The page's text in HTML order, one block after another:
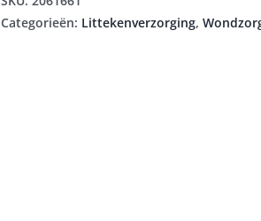
VERZACHTEND-
LITTEKENS
Categorieën: Littekenverzorging,